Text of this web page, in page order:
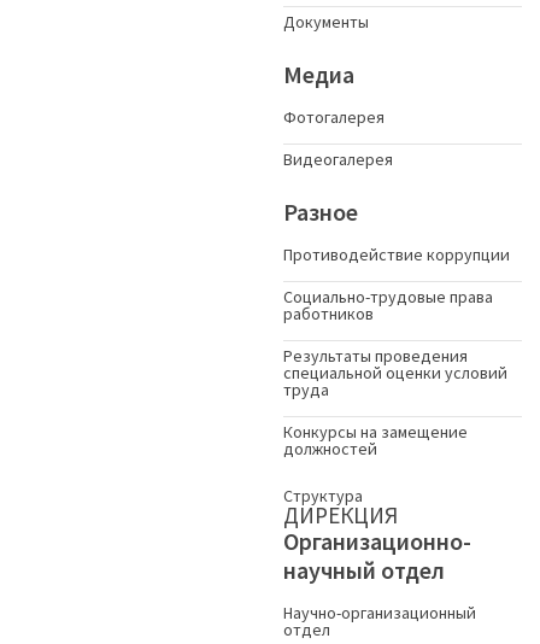
Документы
Медиа
Фотогалерея
Видеогалерея
Разное
Противодействие коррупции
Социально-трудовые права
работников
Результаты проведения
специальной оценки условий
труда
Конкурсы на замещение
должностей
Структура
ДИРЕКЦИЯ
Организационно-
научный отдел
Научно-организационный
отдел